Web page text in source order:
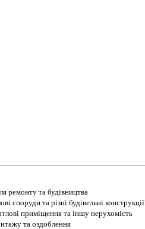
ремонту та будівництва
споруди та різні будівельні конструкції
приміщення та іншу нерухомість
та оздоблення